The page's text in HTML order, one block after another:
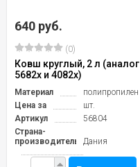
640 руб.
(0)
Ковш круглый, 2 л (аналог
5682х и 4082х)
Материал
полипропилен
Цена за
шт.
Артикул
56804
Страна-
производитель
Дания